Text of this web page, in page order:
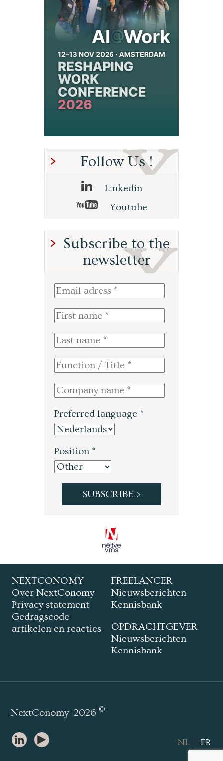
Follow Us !
Linkedin
Youtube
Subscribe to the
newsletter
Preferred language *
Position *
NEXTCONOMY
Over NextConomy
Privacy statement
Gedragscode
artikelen en reacties
FREELANCER
Nieuwsberichten
Kennisbank
OPDRACHTGEVER
Nieuwsberichten
Kennisbank
NextConomy 2026©
NL FR